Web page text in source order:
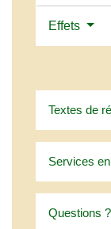
Effets
Textes de
Services
Questions